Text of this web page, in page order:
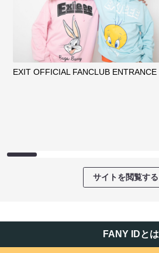
EXIT OFFICIAL FANCLUB ENTRANCE
サイトを閲覧する
FANY IDとは